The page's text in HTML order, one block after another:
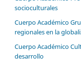
socioculturales
Cuerpo Académico
regionales en la
Cuerpo Académico
desarrollo